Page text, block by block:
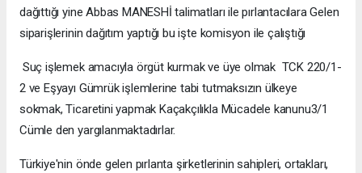
dağıttığı yine Abbas MANESHİ talimatları ile pırlantacılara Gelen
siparişlerinin dağıtım yaptığı bu işte komisyon ile çalıştığı
Suç işlemek amacıyla örgüt kurmak ve üye olmak TCK 220/1-
2 ve Eşyayı Gümrük işlemlerine tabi tutmaksızın ülkeye
sokmak, Ticaretini yapmak Kaçakçılıkla Mücadele kanunu3/1
Cümle den yargılanmaktadırlar.
Türkiye'nin önde gelen pırlanta şirketlerinin sahipleri, ortakları,